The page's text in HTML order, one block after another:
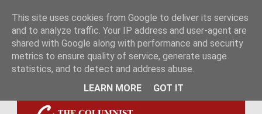
This site uses cookies from Google to deliver its services
and to analyze traffic. Your IP address and user-agent are
shared with Google along with performance and security
metrics to ensure quality of service, generate usage
statistics, and to detect and address abuse.
LEARN MORE
GOT IT